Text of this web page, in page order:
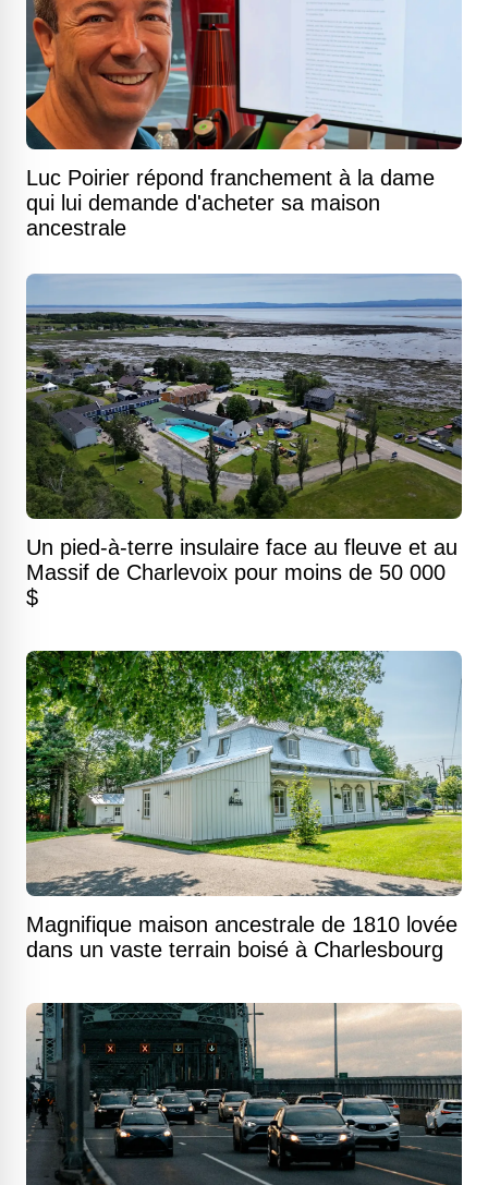
Luc Poirier répond franchement à la dame
qui lui demande d'acheter sa maison
ancestrale
Un pied-à-terre insulaire face au fleuve et au
Massif de Charlevoix pour moins de 50 000
$
Magnifique maison ancestrale de 1810 lovée
dans un vaste terrain boisé à Charlesbourg